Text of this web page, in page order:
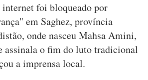
internet foi bloqueado por
em Saghez, província
onde nasceu Mahsa Amini,
assinala o fim do luto tradicional
a imprensa local.